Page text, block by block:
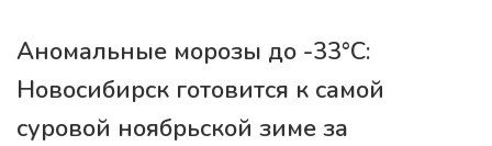
Аномальные морозы до -33°C:
Новосибирск готовится к самой
суровой ноябрьской зиме за